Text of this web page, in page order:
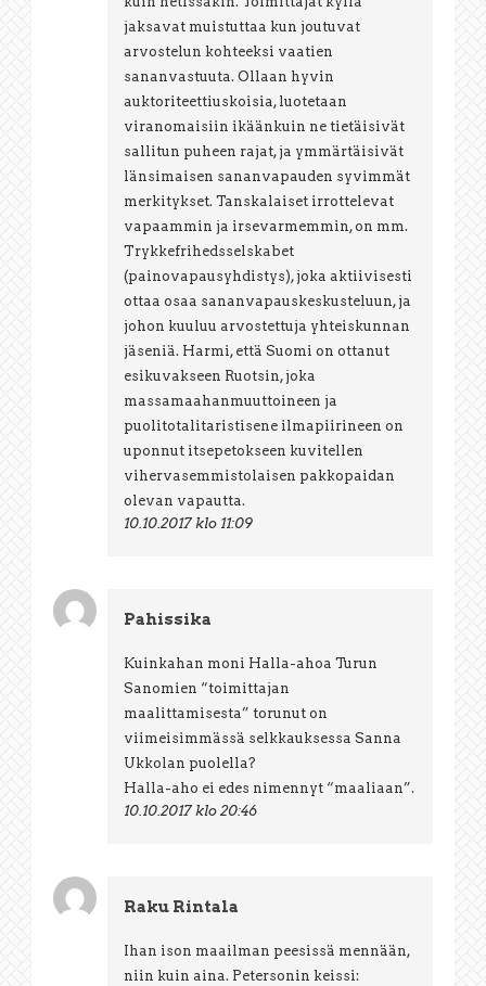
jaksavat muistuttaa kun joutuvat
arvostelun kohteeksi vaatien
sananvastuuta. Ollaan hyvin
auktoriteettiuskoisia, luotetaan
viranomaisiin ikäänkuin ne tietäisivät
sallitun puheen rajat, ja ymmärtäisivät
länsimaisen sananvapauden syvimmät
merkitykset. Tanskalaiset irrottelevat
vapaammin ja irsevarmemmin, on mm.
Trykkefrihedsselskabet
(painovapausyhdistys), joka aktiivisesti
ottaa osaa sananvapauskeskusteluun, ja
johon kuuluu arvostettuja yhteiskunnan
jäseniä. Harmi, että Suomi on ottanut
esikuvakseen Ruotsin, joka
massamaahanmuuttoineen ja
puolitotalitaristisene ilmapiirineen on
uponnut itsepetokseen kuvitellen
vihervasemmistolaisen pakkopaidan
olevan vapautta.
10.10.2017 klo 11:09
Pahissika
Kuinkahan moni Halla-ahoa Turun
Sanomien “toimittajan
maalittamisesta” torunut on
viimeisimmässä selkkauksessa Sanna
Ukkolan puolella?
Halla-aho ei edes nimennyt “maaliaan”.
10.10.2017 klo 20:46
Raku Rintala
Ihan ison maailman peesissä mennään,
niin kuin aina. Petersonin keissi: